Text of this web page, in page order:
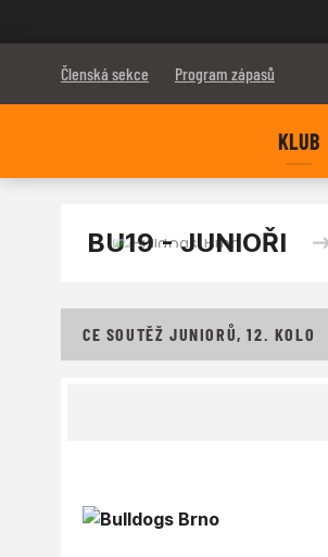
Členská sekce Program zápasů
KLUB
BU19 - JUNIOŘI
CE SOUTĚŽ JUNIORŮ, 12. KOLO